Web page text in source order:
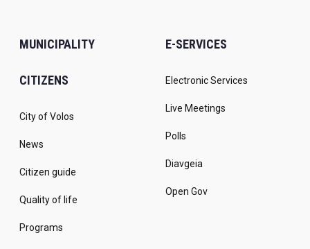
MUNICIPALITY
CITIZENS
City of Volos
News
Citizen guide
Quality of life
Programs
E-SERVICES
Electronic Services
Live Meetings
Polls
Diavgeia
Open Gov